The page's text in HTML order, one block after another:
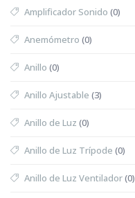
Amplificador Sonido (0)
Anemómetro (0)
Anillo (0)
Anillo Ajustable (3)
Anillo de Luz (0)
Anillo de Luz Trípode (0)
Anillo de Luz Ventilador(0)